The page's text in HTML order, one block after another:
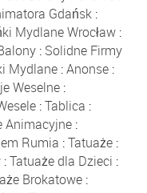
Gdańsk :
Mydlane Wrocław:
: Solidne Firmy
Mydlane:Anonse:
Weselne :
:Tablica :
Animacyjne :
Rumia :Tatuaże:
:Tatuaże dla Dzieci :
Brokatowe: